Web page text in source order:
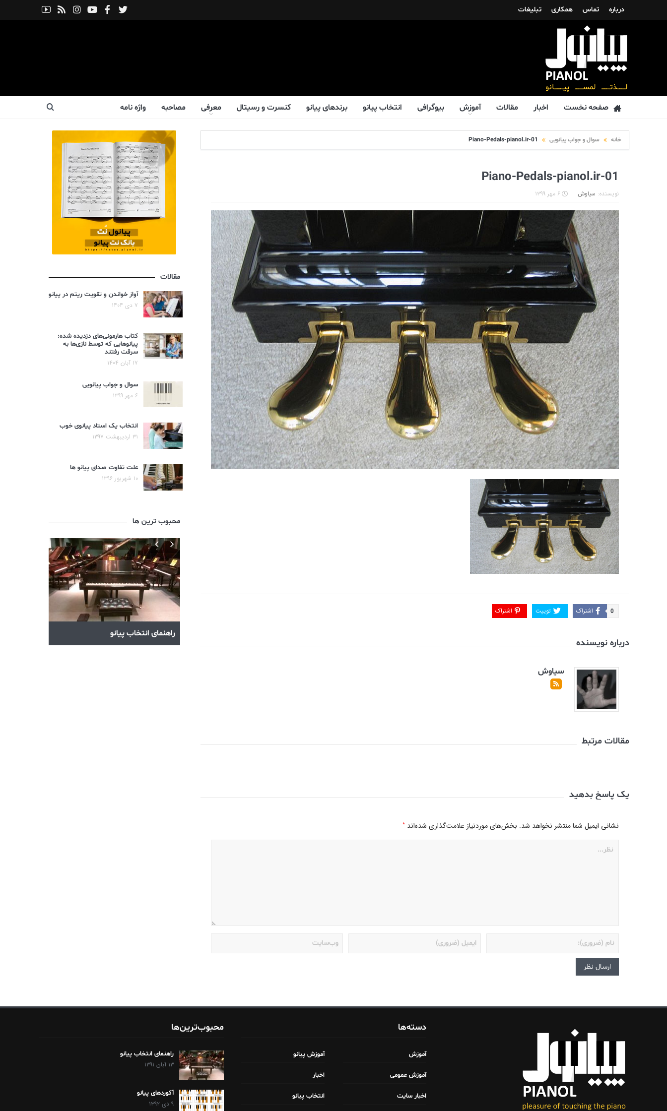
درباره تماس همکاری تبلیغات
صفحه نخست اخبار مقالات آموزش بیوگرافی انتخاب پیانو برندهای پیانو کنسرت و رسیتال معرفی مصاحبه واژه نامه
خانه سوال و جواب پیانویی Piano-Pedals-pianol.ir-01
Piano-Pedals-pianol.ir-01
نویسنده: سیاوش ۶ مهر ۱۳۹۹
اشتراک 0 توییت اشتراک
درباره نویسنده
سیاوش
مقالات مرتبط
یک پاسخ بدهید
نشانی ایمیل شما منتشر نخواهد شد. بخش‌های موردنیاز علامت‌گذاری شده‌اند*
مقالات
آواز خواندن و تقویت ریتم در پیانو
۷ دی ۱۴۰۴
کتاب هارمونی‌های دزدیده شده:
پیانوهایی که توسط نازی‌ها به
سرقت رفتند
۱۷ آبان ۱۴۰۴
سوال و جواب پیانویی
۶ مهر ۱۳۹۹
انتخاب یک استاد پیانوی خوب
۳۱ اردیبهشت ۱۳۹۷
علت تفاوت صدای پیانو ها
۱۰ شهریور ۱۳۹۶
محبوب ترین ها
آکوردهای پیانو
های آکوستیک
دسته‌ها
آموزش آموزش پیانو
آموزش عمومی اخبار
اخبار سایت انتخاب پیانو
محبوب‌ترین‌ها
راهنمای انتخاب پیانو
۱۳ آبان ۱۳۹۱
آکوردهای پیانو
۹ دی ۱۳۹۲